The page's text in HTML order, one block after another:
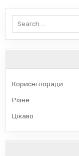
Корисні поради
Різне
Цікаво